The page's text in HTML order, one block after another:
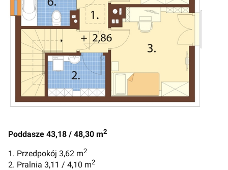
Poddasze 43,18 / 48,30 m2
1. Przedpokój 3,62 m2
2. Pralnia 3,11 / 4,10 m2